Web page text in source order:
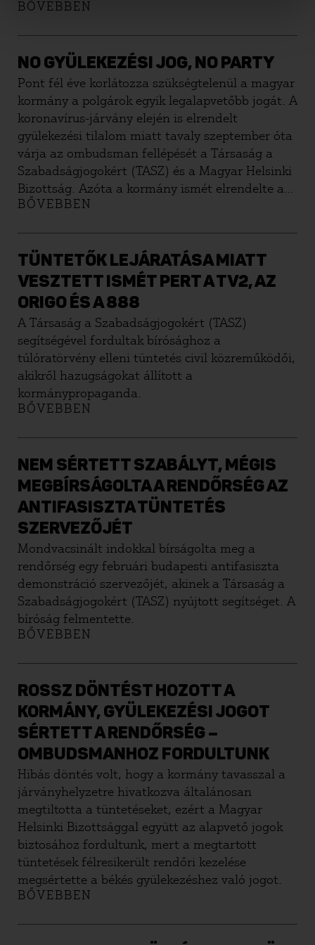
megtartott tüntetések rendőrségi kezelésével
kezdeményezőket, hogy nem indít vizsgálatot. A
civil jogvédők válaszlevélben hívják fel a
figyelmet arra, hogy a biztosnak a vizsgálatot le
kellene folytatnia.
BŐVEBBEN
NO GYÜLEKEZÉSI JOG, NO PARTY
Pont fél éve korlátozza szükségtelenül a magyar
kormány a polgárok egyik legalapvetőbb jogát. A
koronavírus-járvány elején is elrendelt
gyülekezési tilalom miatt tavaly szeptember óta
várja az ombudsman fellépését a Társaság a
Szabadságjogokért (TASZ) és a Magyar Helsinki
Bizottság. Azóta a kormány ismét elrendelte a
tilalmat, a büntetések szigorodtak, de az
BŐVEBBEN
TÜNTETŐK LEJÁRATÁSA MIATT
VESZTETT ISMÉT PERT A TV2, AZ
ORIGO ÉS A 888
A Társaság a Szabadságjogokért (TASZ)
segítségével fordultak bírósághoz a
túlóratörvény elleni tüntetés civil közreműködői,
akikről hazugságokat állított a
kormánypropaganda.
BŐVEBBEN
NEM SÉRTETT SZABÁLYT, MÉGIS
MEGBÍRSÁGOLTA A RENDŐRSÉG AZ
ANTIFASISZTA TÜNTETÉS
SZERVEZŐJÉT
Mondvacsinált indokkal bírságolta meg a
rendőrség egy februári budapesti antifasiszta
demonstráció szervezőjét, akinek a Társaság a
Szabadságjogokért (TASZ) nyújtott segítséget. A
bíróság felmentette.
BŐVEBBEN
ROSSZ DÖNTÉST HOZOTT A
KORMÁNY, GYÜLEKEZÉSI JOGOT
SÉRTETT A RENDŐRSÉG –
OMBUDSMANHOZ FORDULTUNK
Hibás döntés volt, hogy a kormány tavasszal a
járványhelyzetre hivatkozva általánosan
megtiltotta a tüntetéseket, ezért a Magyar
Helsinki Bizottsággal együtt az alapvető jogok
biztosához fordultunk, mert a megtartott
tüntetések félresikerült rendőri kezelése
megsértette a békés gyülekezéshez való jogot.
BŐVEBBEN